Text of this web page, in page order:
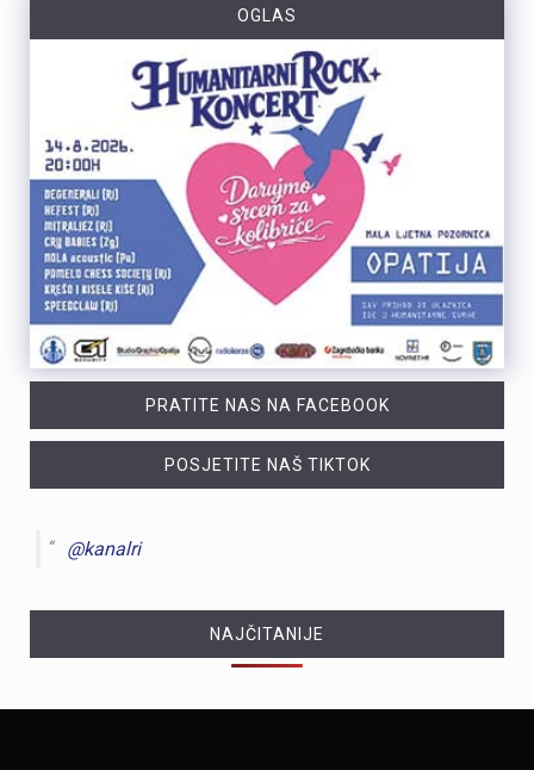
OGLAS
PRATITE NAS NA FACEBOOK
POSJETITE NAŠ TIKTOK
@kanalri
NAJČITANIJE